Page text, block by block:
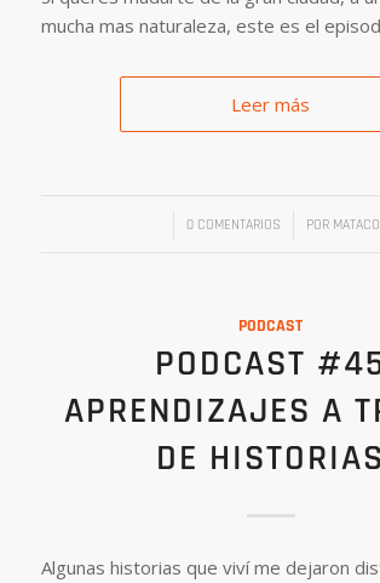
mucha mas naturaleza, este es el
Leer más
0 COMENTARIOS
/ POR MATACO
PODCAST
PODCAST
APRENDIZAJES A
DE HISTORIAS
Algunas historias que viví me dejaron